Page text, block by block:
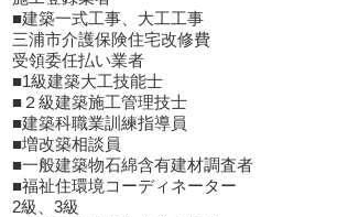
■建築一式工事、大工工事
三浦市介護保険住宅改修費
受領委任払い業者
■1級建築大工技能士
■２級建築施工管理技士
■建築科職業訓練指導員
■増改築相談員
■一般建築物石綿含有建材調査者
■福祉住環境コーディネーター
2級、3級